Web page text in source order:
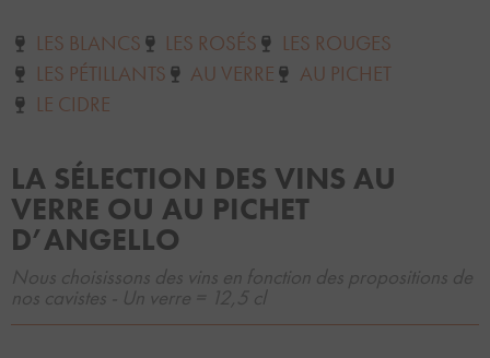
LES BLANCS LES ROSÉS
LES ROUGES
LES PÉTILLANTS
AU VERRE
AU PICHET
LE CIDRE
LA SÉLECTION DES VINS AU
VERRE OU AU PICHET
D’ANGELLO
Nous choisissons des vins en fonction des propositions de
nos cavistes - Un verre = 12,5 cl